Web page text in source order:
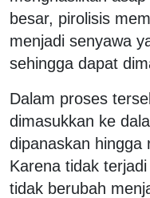
besar, pirolisis
menjadi senyawa
sehingga dapat
Dalam proses
dimasukkan ke
dipanaskan hingga
Karena tidak
tidak berubah